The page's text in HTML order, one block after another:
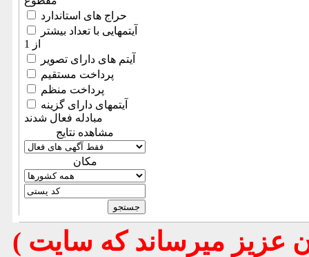
حراج های استاندارد
از 1
آیتم های دارای تصویر
پرداخت مستقیم
پرداخت منظم
مبادله فعال شدند
مشاهده نتایج
مكان
( تذكر مهم : به استحضار تمامي كاربران عزيز ميرساند كه سايت